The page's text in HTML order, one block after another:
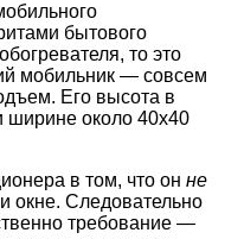
бытового
то это
мобильник — совсем
Его высота в
ширине около 40х40
в том, что он не
окне. Следовательно
требование —